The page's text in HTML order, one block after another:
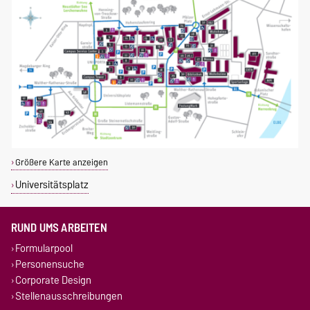
Größere Karte anzeigen
Universitätsplatz
RUND UMS ARBEITEN
Formularpool
Personensuche
Corporate Design
Stellenausschreibungen